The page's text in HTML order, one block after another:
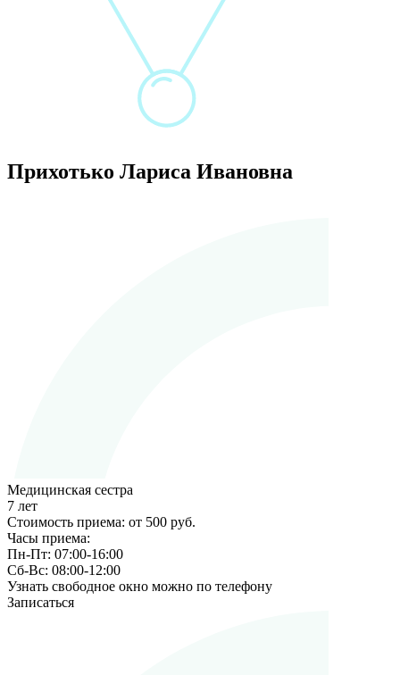
Прихотько Лариса Ивановна
Медицинская сестра
7 лет
Стоимость приема: от 500 руб.
Часы приема:
Пн-Пт: 07:00-16:00
Сб-Вс: 08:00-12:00
Узнать свободное окно можно по телефону
Записаться